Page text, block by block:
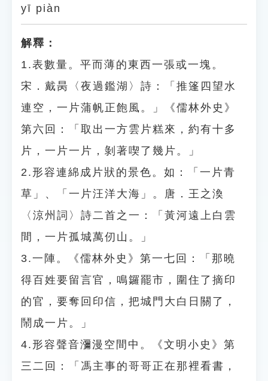
yī piàn
解釋：
1.表數量。平而薄的東西一張或一塊。
宋．戴昺〈夜過鑑湖〉詩：「推篷四望水
連空，一片蒲帆正飽風。」《儒林外史》
第六回：「取出一方雲片糕來，約有十多
片，一片一片，剝著喫了幾片。」
2.形容連綿成片狀的景色。如：「一片青
草」、「一片汪洋大海」。唐．王之渙
〈涼州詞〉詩二首之一：「黃河遠上白雲
間，一片孤城萬仞山。」
3.一陣。《儒林外史》第一七回：「那曉
得百姓要留言官，鳴鑼罷市，圍住了摘印
的官，要奪回印信，把城門大白日關了，
鬧成一片。」
4.形容聲音瀰漫空間中。《文明小史》第
三二回：「馮主事的哥哥正在那裡看書，